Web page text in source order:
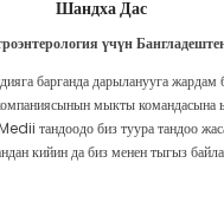
Шандха Дас
үчүн
барганда дарыланууга жардам
мыкты командасына
тандоодо биз туура тандоо
кийин да биз менен тыгыз